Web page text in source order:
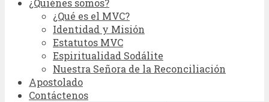
¿Quiénes somos?
¿Qué es el MVC?
Identidad y Misión
Estatutos MVC
Espiritualidad Sodálite
Nuestra Señora de la Reconciliación
Apostolado
Contáctenos